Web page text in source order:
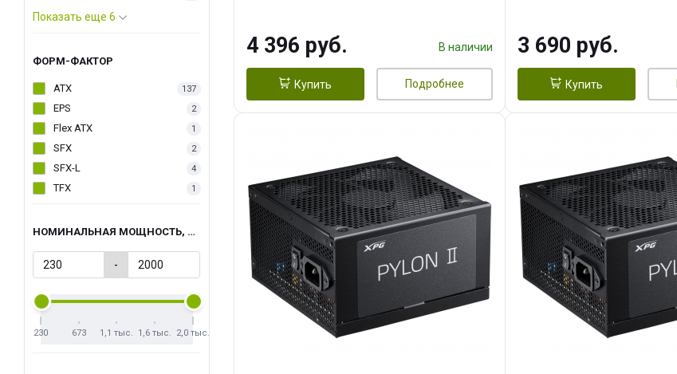
Показать еще 6
ФОРМ-ФАКТОР
ATX 137
EPS 2
Flex ATX 1
SFX 2
SFX-L 4
TFX 1
НОМИНАЛЬНАЯ МОЩНОСТЬ, ВТ
-
230 673 1,1 тыс. 1,6 тыс. 2,0 тыс.
4 396 руб. В наличии
Купить Подробнее
3 690 руб.
Купить